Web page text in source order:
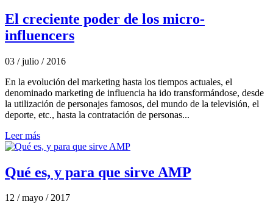
El creciente poder de los micro-
influencers
03 / julio / 2016
En la evolución del marketing hasta los tiempos actuales, el
denominado marketing de influencia ha ido transformándose, desde
la utilización de personajes famosos, del mundo de la televisión, el
deporte, etc., hasta la contratación de personas...
Leer más
Qué es, y para que sirve AMP
12 / mayo / 2017